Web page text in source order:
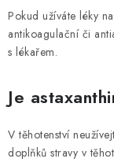
Pokud užíváte léky
antikoagulační či
s lékařem.
Je
V těhotenství
doplňků stravy v